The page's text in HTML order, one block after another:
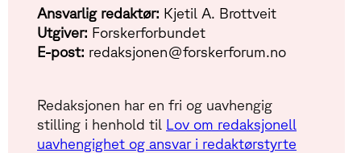
Ansvarlig redaktør: Kjetil A. Brottveit
Utgiver: Forskerforbundet
E-post: redaksjonen@forskerforum.no
Redaksjonen har en fri og uavhengig
stilling i henhold til Lov om redaksjonell
uavhengighet og ansvar i redaktørstyrte